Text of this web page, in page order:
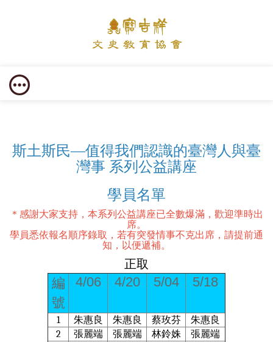
斯土斯民—值得我們認識的臺灣人與臺
灣事 系列公益講座
學員名單
＊感謝大家支持，本系列公益講座已全數爆滿，歡迎準時出
席。
學員悉依報名順序錄取，若有突發情事不克出席，請提前通
知，以便遞補。
正取
編
號
4/06 4/20 5/04 5/18
1 朱惠良 朱惠良 蔡玫芬 朱惠良
2 張麗端 張麗端 林鈴姝 張麗端